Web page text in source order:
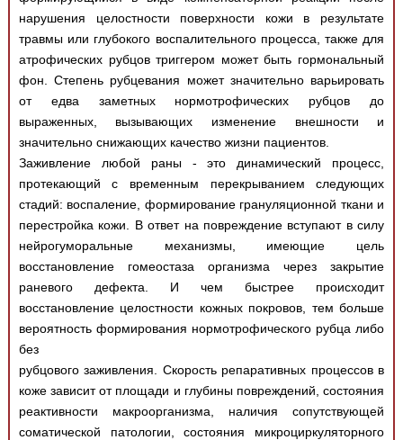
нарушения целостности поверхности кожи в результате
травмы или глубокого воспалительного процесса, также для
атрофических рубцов триггером может быть гормональный
фон. Степень рубцевания может значительно варьировать
от едва заметных нормотрофических рубцов до
выраженных, вызывающих изменение внешности и
значительно снижающих качество жизни пациентов.
Заживление любой раны - это динамический процесс,
протекающий с временным перекрыванием следующих
стадий: воспаление, формирование грануляционной ткани и
перестройка кожи. В ответ на повреждение вступают в силу
нейрогуморальные механизмы, имеющие цель
восстановление гомеостаза организма через закрытие
раневого дефекта. И чем быстрее происходит
восстановление целостности кожных покровов, тем больше
вероятность формирования нормотрофического рубца либо
без
рубцового заживления. Скорость репаративных процессов в
коже зависит от площади и глубины повреждений, состояния
реактивности макроорганизма, наличия сопутствующей
соматической патологии, состояния микроциркуляторного